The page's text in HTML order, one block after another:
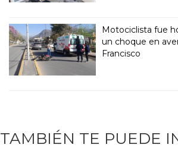
Motociclista fue
un choque en
Francisco
TAMBIÉN TE PUEDE